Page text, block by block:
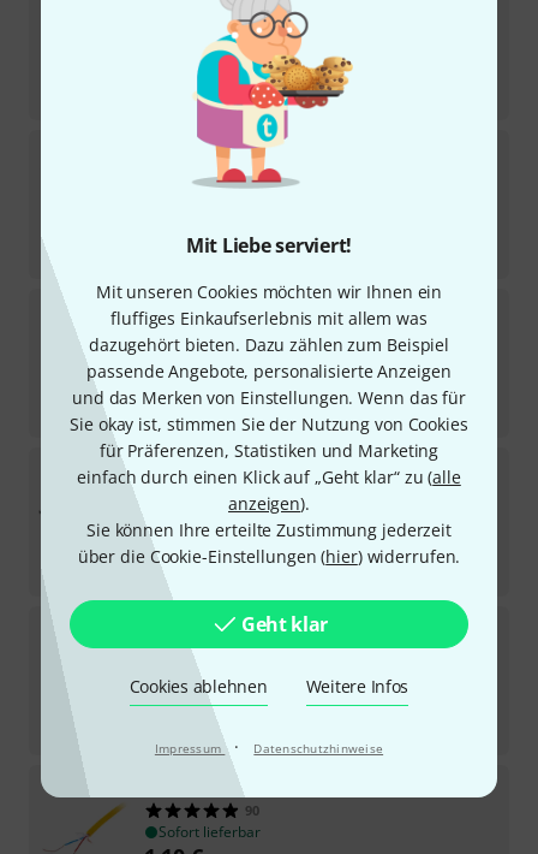
Mit Liebe serviert!
Mit unseren Cookies möchten wir Ihnen ein
fluffiges Einkaufserlebnis mit allem was
dazugehört bieten. Dazu zählen zum Beispiel
passende Angebote, personalisierte Anzeigen
und das Merken von Einstellungen. Wenn das für
Sie okay ist, stimmen Sie der Nutzung von Cookies
für Präferenzen, Statistiken und Marketing
einfach durch einen Klick auf „Geht klar“ zu (alle
anzeigen).
Sie können Ihre erteilte Zustimmung jederzeit
über die Cookie-Einstellungen (hier) widerrufen.
Geht klar
Cookies ablehnen Weitere Infos
Impressum · Datenschutzhinweise
39
Sofort lieferbar
UVP: 150 €
CMK 222 GE/100M
32
UVP:150 €
-34%
Cordial CMK 222 MI
Sofort lieferbar
1,10 €
UVP:1,48 €
-26%
Cordial CMK 222 WH
Sofort lieferbar
1,10 €
UVP:1,48 €
-26%
CPK 220 BK/100m
Sofort lieferbar
119€
UVP:
CMK 222 GE
90
Sofort lieferbar